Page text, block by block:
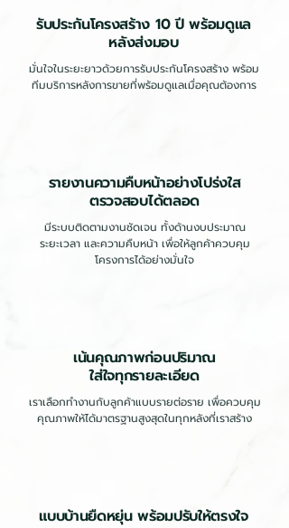
รับประกันโครงสร้าง 10 ปี พร้อมดูแล
หลังส่งมอบ
มั่นใจในระยะยาวด้วยการรับประกันโครงสร้าง พร้อม
ทีมบริการหลังการขายที่พร้อมดูแลเมื่อคุณต้องการ
รายงานความคืบหน้าอย่างโปร่งใส
ตรวจสอบได้ตลอด
มีระบบติดตามงานชัดเจน ทั้งด้านงบประมาณ
ระยะเวลา และความคืบหน้า เพื่อให้ลูกค้าควบคุม
โครงการได้อย่างมั่นใจ
เน้นคุณภาพก่อนปริมาณ
ใส่ใจทุกรายละเอียด
เราเลือกทำงานกับลูกค้าแบบรายต่อราย เพื่อควบคุม
คุณภาพให้ได้มาตรฐานสูงสุดในทุกหลังที่เราสร้าง
แบบบ้านยืดหยุ่น พร้อมปรับให้ตรงใจ